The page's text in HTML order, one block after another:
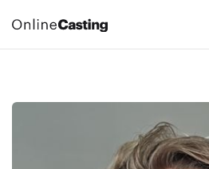
CASTINGS & JOBS